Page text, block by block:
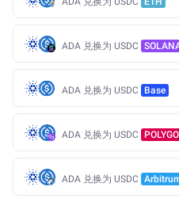
ADA 兑换为 USDC
ADA 兑换为 USDC Base
ADA 兑换为 USDC
ADA 兑换为 USDC